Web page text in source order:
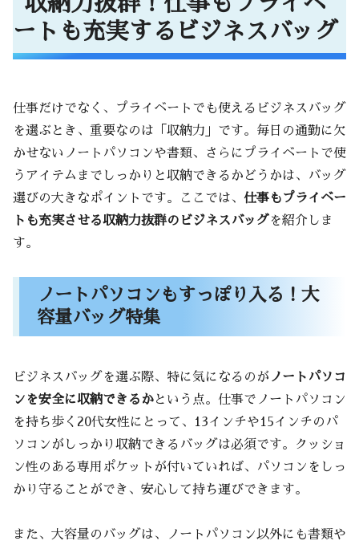
ートも充実するビジネスバッグ
仕事だけでなく、プライベートでも使えるビジネスバッグ
を選ぶとき、重要なのは「収納力」です。毎日の通勤に欠
かせないノートパソコンや書類、さらにプライベートで使
うアイテムまでしっかりと収納できるかどうかは、バッグ
選びの大きなポイントです。ここでは、 仕事もプライベー
トも充実させる収納力抜群のビジネスバッグを紹介しま
す。
ノートパソコンもすっぽり入る！大
容量バッグ特集
ビジネスバッグを選ぶ際、特に気になるのが ノートパソコ
ンを安全に収納できるかという点。仕事でノートパソコン
を持ち歩く20代女性にとって、13インチや15インチのパ
ソコンがしっかり収納できるバッグは必須です。クッショ
ン性のある専用ポケットが付いていれば、パソコンをしっ
かり守ることができ、安心して持ち運びできます。
また、大容量のバッグは、ノートパソコン以外にも書類や